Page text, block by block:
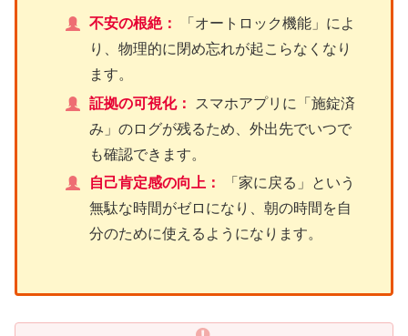
不安の根絶：
「オートロック機能」によ
り、物理的に閉め忘れが起こらなくなり
ます。
証拠の可視化：
スマホアプリに「施錠済
み」のログが残るため、外出先でいつで
も確認できます。
自己肯定感の向上：
「家に戻る」という
無駄な時間がゼロになり、朝の時間を自
分のために使えるようになります。